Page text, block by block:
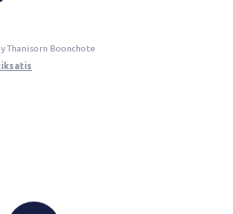
Thanisorn Boonchote